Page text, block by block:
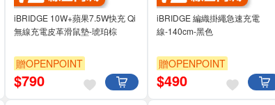
iBRIDGE 10W+蘋果7.5W快充 Qi
無線充電皮革滑鼠墊-琥珀棕
贈OPENPOINT
$790
iBRIDGE 編織掛繩急速充電
線-140cm-黑色
贈OPENPOINT
$490